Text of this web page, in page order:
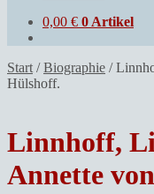
0,00 € 0 Artikel
Start /Biographie /
Hülshoff.
Linnhoff,
Annette